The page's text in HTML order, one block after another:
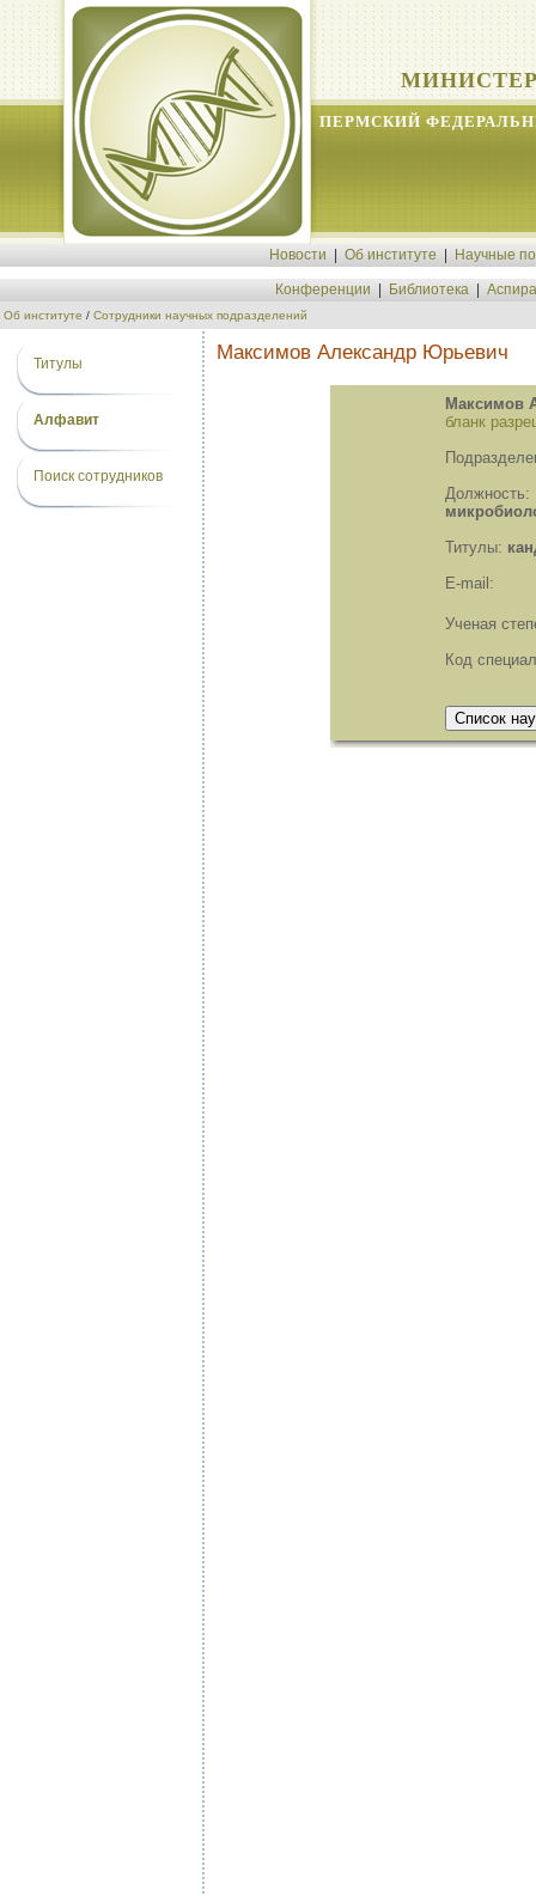
ПЕРМСКИЙ
Новости Об институте Научные
Конференции Библиотека
Об институте / Сотрудники научных подразделений
Титулы
Алфавит
Поиск сотрудников
Максимов Александр Юрьевич
Максимов
бланк
Титулы:
E-mail:
Ученая
Код